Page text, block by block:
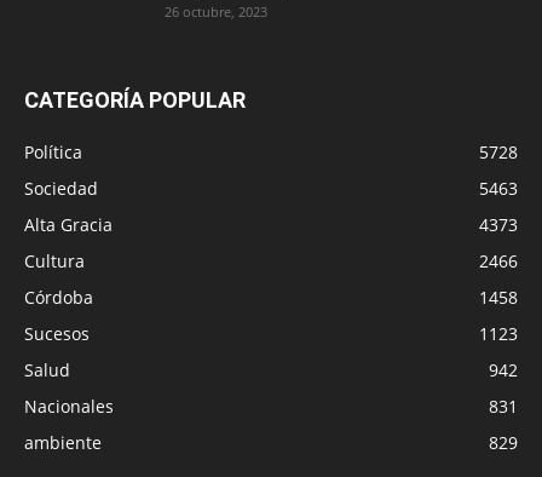
26 octubre, 2023
CATEGORÍA POPULAR
Política
5728
Sociedad
5463
Alta Gracia
4373
Cultura
2466
Córdoba
1458
Sucesos
1123
Salud
942
Nacionales
831
ambiente
829